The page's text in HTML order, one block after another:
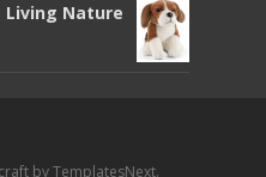
Living Nature
by TemplatesNext.